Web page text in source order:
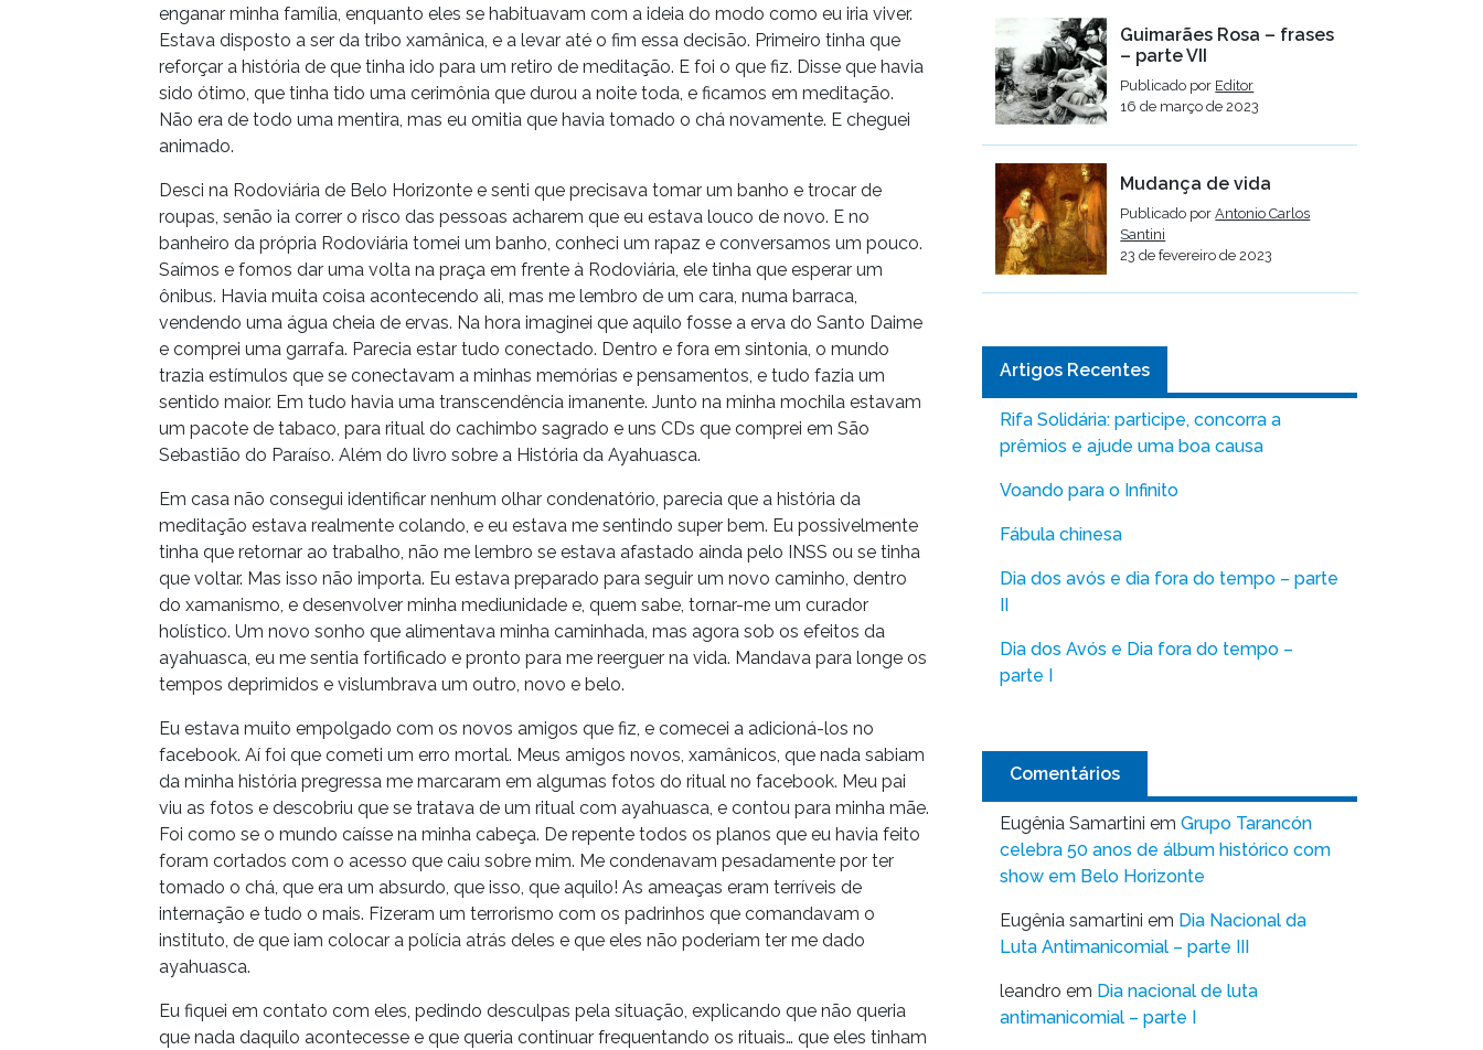
enganar minha família, enquanto eles se habituavam com a ideia do modo como eu iria viver.
Estava disposto a ser da tribo xamânica, e a levar até o fim essa decisão. Primeiro tinha que
reforçar a história de que tinha ido para um retiro de meditação. E foi o que fiz. Disse que havia
sido ótimo, que tinha tido uma cerimônia que durou a noite toda, e ficamos em meditação.
Não era de todo uma mentira, mas eu omitia que havia tomado o chá novamente. E cheguei
animado.
Desci na Rodoviária de Belo Horizonte e senti que precisava tomar um banho e trocar de
roupas, senão ia correr o risco das pessoas acharem que eu estava louco de novo. E no
banheiro da própria Rodoviária tomei um banho, conheci um rapaz e conversamos um pouco.
Saímos e fomos dar uma volta na praça em frente à Rodoviária, ele tinha que esperar um
ônibus. Havia muita coisa acontecendo ali, mas me lembro de um cara, numa barraca,
vendendo uma água cheia de ervas. Na hora imaginei que aquilo fosse a erva do Santo Daime
e comprei uma garrafa. Parecia estar tudo conectado. Dentro e fora em sintonia, o mundo
trazia estímulos que se conectavam a minhas memórias e pensamentos, e tudo fazia um
sentido maior. Em tudo havia uma transcendência imanente. Junto na minha mochila estavam
um pacote de tabaco, para ritual do cachimbo sagrado e uns CDs que comprei em São
Sebastião do Paraíso. Além do livro sobre a História da Ayahuasca.
Em casa não consegui identificar nenhum olhar condenatório, parecia que a história da
meditação estava realmente colando, e eu estava me sentindo super bem. Eu possivelmente
tinha que retornar ao trabalho, não me lembro se estava afastado ainda pelo INSS ou se tinha
que voltar. Mas isso não importa. Eu estava preparado para seguir um novo caminho, dentro
do xamanismo, e desenvolver minha mediunidade e, quem sabe, tornar-me um curador
holístico. Um novo sonho que alimentava minha caminhada, mas agora sob os efeitos da
ayahuasca, eu me sentia fortificado e pronto para me reerguer na vida. Mandava para longe os
tempos deprimidos e vislumbrava um outro, novo e belo.
Eu estava muito empolgado com os novos amigos que fiz, e comecei a adicioná-los no
facebook. Aí foi que cometi um erro mortal. Meus amigos novos, xamânicos, que nada sabiam
da minha história pregressa me marcaram em algumas fotos do ritual no facebook. Meu pai
viu as fotos e descobriu que se tratava de um ritual com ayahuasca, e contou para minha mãe.
Foi como se o mundo caísse na minha cabeça. De repente todos os planos que eu havia feito
foram cortados com o acesso que caiu sobre mim. Me condenavam pesadamente por ter
tomado o chá, que era um absurdo, que isso, que aquilo! As ameaças eram terríveis de
internação e tudo o mais. Fizeram um terrorismo com os padrinhos que comandavam o
instituto, de que iam colocar a polícia atrás deles e que eles não poderiam ter me dado
ayahuasca.
Eu fiquei em contato com eles, pedindo desculpas pela situação, explicando que não queria
que nada daquilo acontecesse e que queria continuar frequentando os rituais… que eles tinham
Guimarães Rosa – frases
– parte VII
Publicado por Editor
16 de março de 2023
Mudança de vida
Publicado porAntonio Carlos
Santini
23 de fevereiro de 2023
Artigos Recentes
Rifa Solidária: participe, concorra a
prêmios e ajude uma boa causa
Voando para o Infinito
Fábula chinesa
Dia dos avós e dia fora do tempo – parte
II
Dia dos Avós e Dia fora do tempo –
parte I
Comentários
Eugênia Samartini em Grupo Tarancón
celebra 50 anos de álbum histórico com
show em Belo Horizonte
Eugênia samartini em Dia Nacional da
Luta Antimanicomial – parte III
leandro em Dia nacional de luta
antimanicomial – parte I